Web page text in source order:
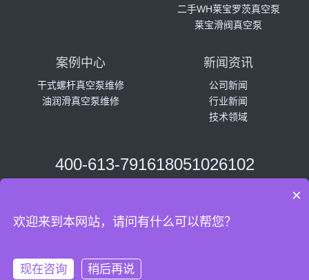
二手WH莱宝罗茨真空泵
莱宝滑阀真空泵
案例中心
干式螺杆真空泵维修
油润滑真空泵维修
新闻资讯
公司新闻
行业新闻
技术领域
400-613-791618051026102
Copyright © 2022苏ICP备2022042881号-1
×
欢迎来到本网站，请问有什么可以帮您？
现在咨询 稍后再说